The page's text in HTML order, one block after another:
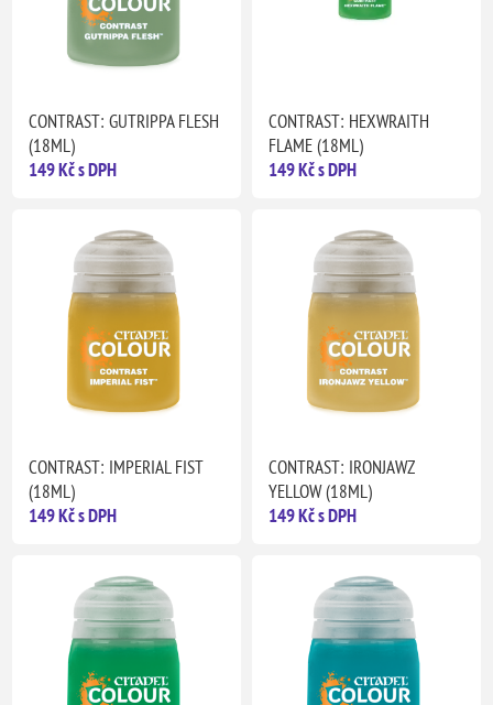
CONTRAST: GUTRIPPA FLESH
(18ML)
149 Kč s DPH
CONTRAST: HEXWRAITH
FLAME (18ML)
149 Kč s DPH
CONTRAST: IMPERIAL FIST
(18ML)
149 Kč s DPH
CONTRAST: IRONJAWZ
YELLOW (18ML)
149 Kč s DPH